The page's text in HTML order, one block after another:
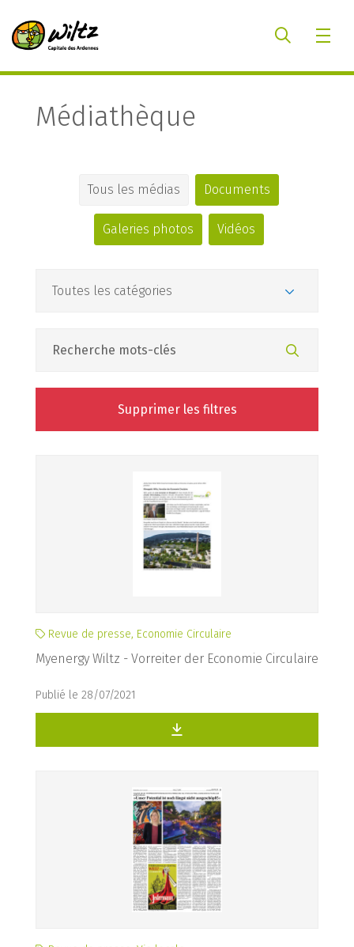
Médiathèque
Tous les médias Documents
Galeries photos Vidéos
Supprimer les filtres
Revue de presse, Economie Circulaire
Myenergy Wiltz - Vorreiter der Economie Circulaire
Publié le 28/07/2021